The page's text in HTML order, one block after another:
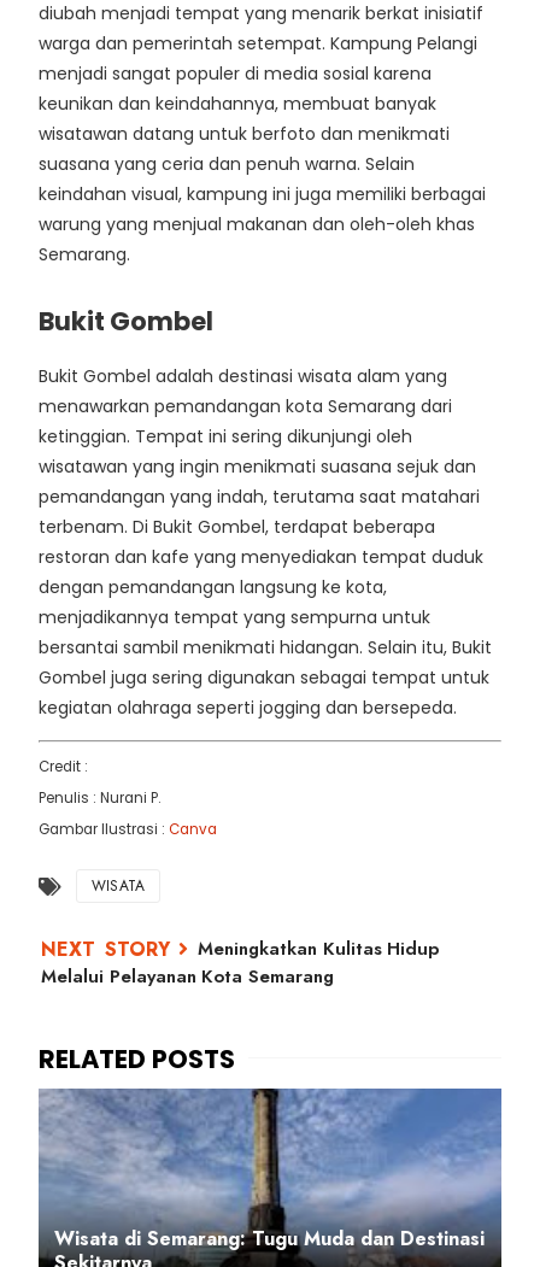
diubah menjadi tempat yang menarik berkat inisiatif
warga dan pemerintah setempat. Kampung Pelangi
menjadi sangat populer di media sosial karena
keunikan dan keindahannya, membuat banyak
wisatawan datang untuk berfoto dan menikmati
suasana yang ceria dan penuh warna. Selain
keindahan visual, kampung ini juga memiliki berbagai
warung yang menjual makanan dan oleh-oleh khas
Semarang.
Bukit Gombel
Bukit Gombel adalah destinasi wisata alam yang
menawarkan pemandangan kota Semarang dari
ketinggian. Tempat ini sering dikunjungi oleh
wisatawan yang ingin menikmati suasana sejuk dan
pemandangan yang indah, terutama saat matahari
terbenam. Di Bukit Gombel, terdapat beberapa
restoran dan kafe yang menyediakan tempat duduk
dengan pemandangan langsung ke kota,
menjadikannya tempat yang sempurna untuk
bersantai sambil menikmati hidangan. Selain itu, Bukit
Gombel juga sering digunakan sebagai tempat untuk
kegiatan olahraga seperti jogging dan bersepeda.
Credit :
Penulis : Nurani P.
Gambar Ilustrasi : Canva
WISATA
Meningkatkan Kulitas Hidup
Melalui Pelayanan Kota Semarang
Wisata di Semarang: Tugu Muda dan Destinasi